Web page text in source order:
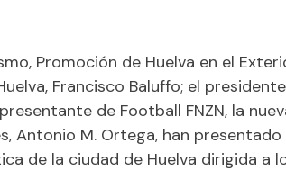
Promoción de Huelva en el
Francisco Baluffo; el
de Football FNZN, la
Antonio M. Ortega, han
de la ciudad de Huelva dirigida a